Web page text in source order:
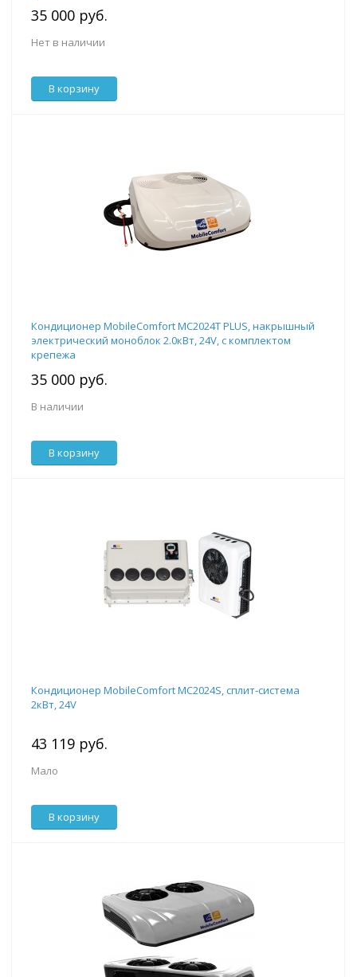
35 000 руб.
Нет в наличии
В корзину
Кондиционер MobileComfort MC2024T PLUS, накрышный
электрический моноблок 2.0кВт, 24V, с комплектом
крепежа
35 000 руб.
В наличии
В корзину
Кондиционер MobileComfort MC2024S, сплит-система
2кВт, 24V
43 119 руб.
Мало
В корзину